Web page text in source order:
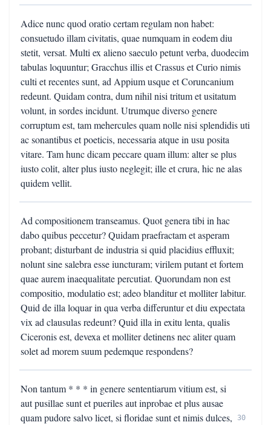
Adice nunc quod oratio certam regulam non habet:
consuetudo illam civitatis, quae numquam in eodem diu
stetit, versat. Multi ex alieno saeculo petunt verba, duodecim
tabulas loquuntur; Gracchus illis et Crassus et Curio nimis
culti et recentes sunt, ad Appium usque et Coruncanium
redeunt. Quidam contra, dum nihil nisi tritum et usitatum
volunt, in sordes incidunt. Utrumque diverso genere
corruptum est, tam mehercules quam nolle nisi splendidis uti
ac sonantibus et poeticis, necessaria atque in usu posita
vitare. Tam hunc dicam peccare quam illum: alter se plus
iusto colit, alter plus iusto neglegit; ille et crura, hic ne alas
quidem vellit.
Ad compositionem transeamus. Quot genera tibi in hac
dabo quibus peccetur? Quidam praefractam et asperam
probant; disturbant de industria si quid placidius effluxit;
nolunt sine salebra esse iuncturam; virilem putant et fortem
quae aurem inaequalitate percutiat. Quorundam non est
compositio, modulatio est; adeo blanditur et molliter labitur.
Quid de illa loquar in qua verba differuntur et diu expectata
vix ad clausulas redeunt? Quid illa in exitu lenta, qualis
Ciceronis est, devexa et molliter detinens nec aliter quam
solet ad morem suum pedemque respondens?
Non tantum * * * in genere sententiarum vitium est, si
aut pusillae sunt et pueriles aut inprobae et plus ausae
quam pudore salvo licet, si floridae sunt et nimis dulces,
30